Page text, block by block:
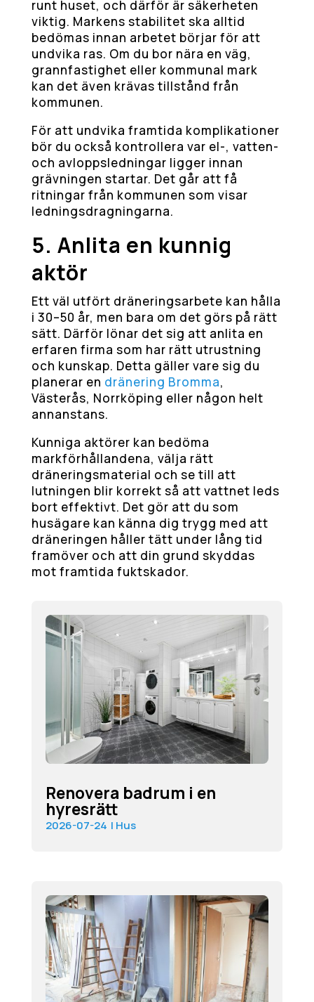
runt huset, och därför är säkerheten
viktig. Markens stabilitet ska alltid
bedömas innan arbetet börjar för att
undvika ras. Om du bor nära en väg,
grannfastighet eller kommunal mark
kan det även krävas tillstånd från
kommunen.
För att undvika framtida komplikationer
bör du också kontrollera var el-, vatten-
och avloppsledningar ligger innan
grävningen startar. Det går att få
ritningar från kommunen som visar
ledningsdragningarna.
5. Anlita en kunnig
aktör
Ett väl utfört dräneringsarbete kan hålla
i 30–50 år, men bara om det görs på rätt
sätt. Därför lönar det sig att anlita en
erfaren firma som har rätt utrustning
och kunskap. Detta gäller vare sig du
planerar en dränering Bromma,
Västerås, Norrköping eller någon helt
annanstans.
Kunniga aktörer kan bedöma
markförhållandena, välja rätt
dräneringsmaterial och se till att
lutningen blir korrekt så att vattnet leds
bort effektivt. Det gör att du som
husägare kan känna dig trygg med att
dräneringen håller tätt under lång tid
framöver och att din grund skyddas
mot framtida fuktskador.
Renovera badrum i en
hyresrätt
2026-07-24 | Hus